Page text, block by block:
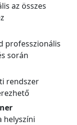
az összes
professzionális
során
rendszer
helyszíni